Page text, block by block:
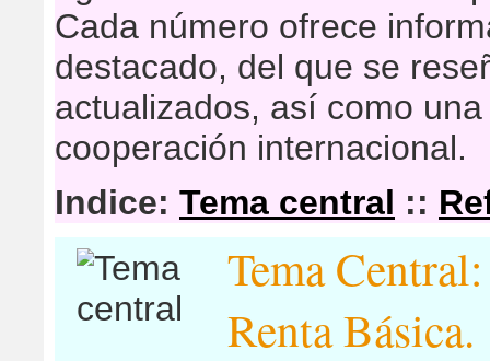
Cada número ofrece
destacado, del que se
actualizados, así como
cooperación internacional.
Indice: Tema central ::
Tema
Renta Básica.